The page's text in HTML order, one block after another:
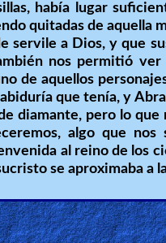
había lugar
quitadas de aquella
servile a Dios, y que
nos permitió
de aquellos
que tenía, y
diamante, pero lo
algo que nos
al reino de los
se aproximaba a